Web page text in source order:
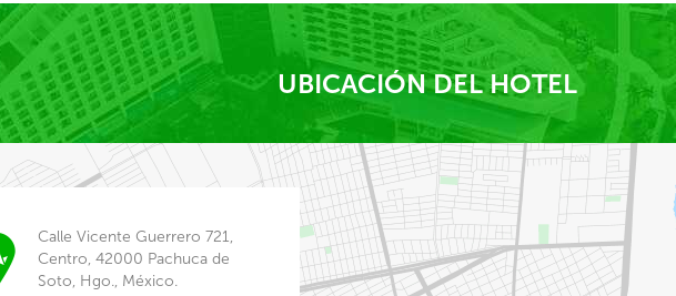
UBICACIÓN DEL HOTEL
Calle Vicente Guerrero 721,
Centro, 42000 Pachuca de
Soto, Hgo., México.